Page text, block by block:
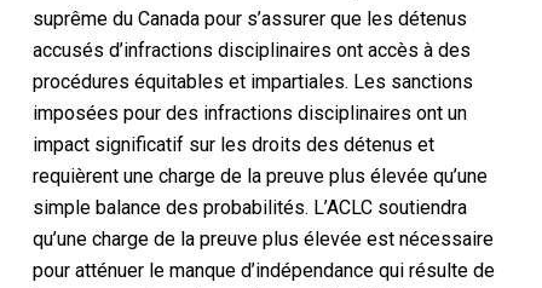
suprême du Canada pour s’assurer que les détenus
accusés d’infractions disciplinaires ont accès à des
procédures équitables et impartiales. Les sanctions
imposées pour des infractions disciplinaires ont un
impact significatif sur les droits des détenus et
requièrent une charge de la preuve plus élevée qu’une
simple balance des probabilités. L’ACLC soutiendra
qu’une charge de la preuve plus élevée est nécessaire
pour atténuer le manque d’indépendance qui résulte de